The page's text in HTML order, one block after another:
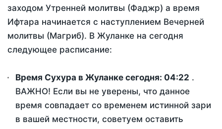
заходом Утренней молитвы (Фаджр) а время
Ифтара начинается с наступлением Вечерней
молитвы (Магриб). В Жуланке на сегодня
следующее расписание:
Время Сухура в Жуланке сегодня: 04:22 .
ВАЖНО! Если вы не уверены, что данное
время совпадает со временем истинной зари
в вашей местности, советуем оставить